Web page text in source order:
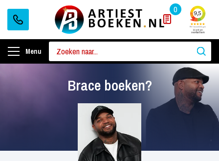
0
Menu
Brace boeken?